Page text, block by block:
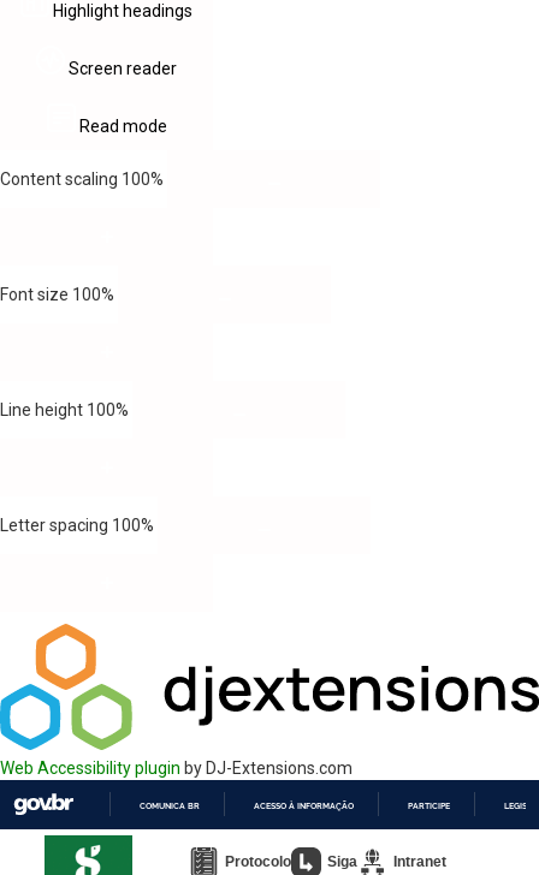
Highlight headings
Screen reader
Read mode
Content scaling 100%
Font size 100%
Line height 100%
Letter spacing 100%
Web Accessibility plugin by DJ-Extensions.com
PARA
COMUNICA BR ACESSO À INFORMAÇÃO PARTICIPE
Protocolo Siga Intranet